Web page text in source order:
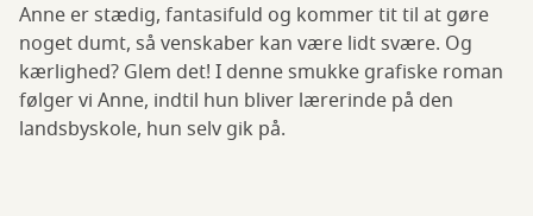
Anne er stædig, fantasifuld og kommer tit til at gøre
noget dumt, så venskaber kan være lidt svære. Og
kærlighed? Glem det! I denne smukke grafiske roman
følger vi Anne, indtil hun bliver lærerinde på den
landsbyskole, hun selv gik på.